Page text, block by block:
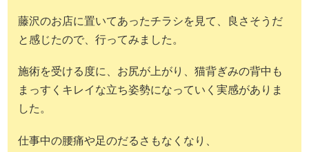
藤沢のお店に置いてあったチラシを見て、良さそうだ
と感じたので、行ってみました。
施術を受ける度に、お尻が上がり、猫背ぎみの背中も
まっすくキレイな立ち姿勢になっていく実感がありま
した。
仕事中の腰痛や足のだるさもなくなり、